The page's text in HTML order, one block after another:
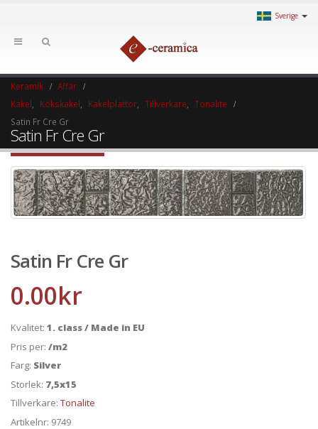
Sverige
Keramik
Affär
Kakel
Kökskakel Kakelplattor Tillverkare
Tonalite
Satin Fr Cre Gr
Satin Fr Cre Gr
Satin Fr Cre Gr
0.00kr
Kvalitet: 1. class / Made in EU
Pris per: /m2
Farg: Silver
Storlek: 7,5x15
Tillverkare: Tonalite
Artikelnr: 9749